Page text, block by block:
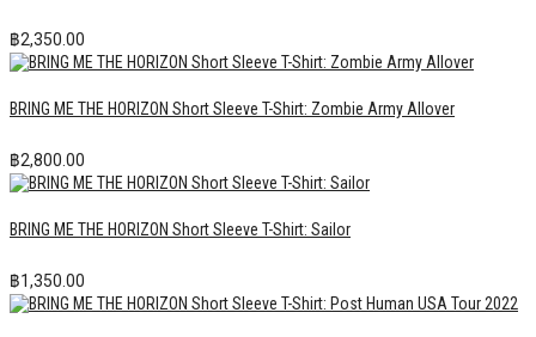
฿2,350.00
BRING ME THE HORIZON Short Sleeve T-Shirt: Zombie Army Allover
฿2,800.00
BRING ME THE HORIZON Short Sleeve T-Shirt: Sailor
฿1,350.00